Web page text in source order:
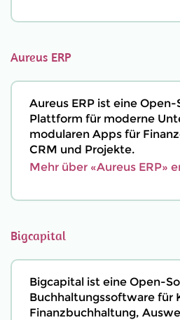
Aureus ERP
Aureus ERP ist eine
Plattform für moderne
modularen Apps für
CRM und Projekte.
Mehr über «Aureus ERP»
Bigcapital
Bigcapital ist eine Open-
Buchhaltungssoftware für
Finanzbuchhaltung,